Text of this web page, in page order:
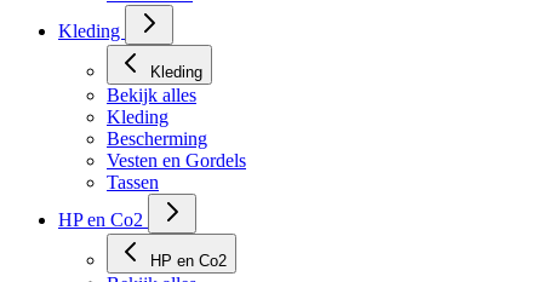
Kleding
Kleding
Bekijk alles
Kleding
Bescherming
Vesten en Gordels
Tassen
HP en Co2
HP en Co2